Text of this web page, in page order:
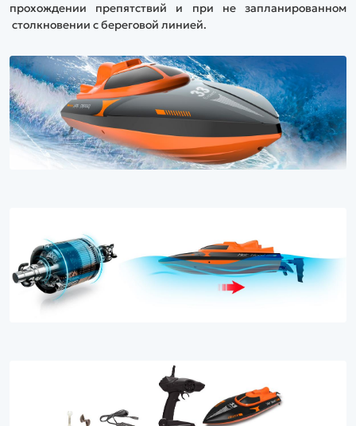
прохождении препятствий и при не запланированном
столкновении с береговой линией.